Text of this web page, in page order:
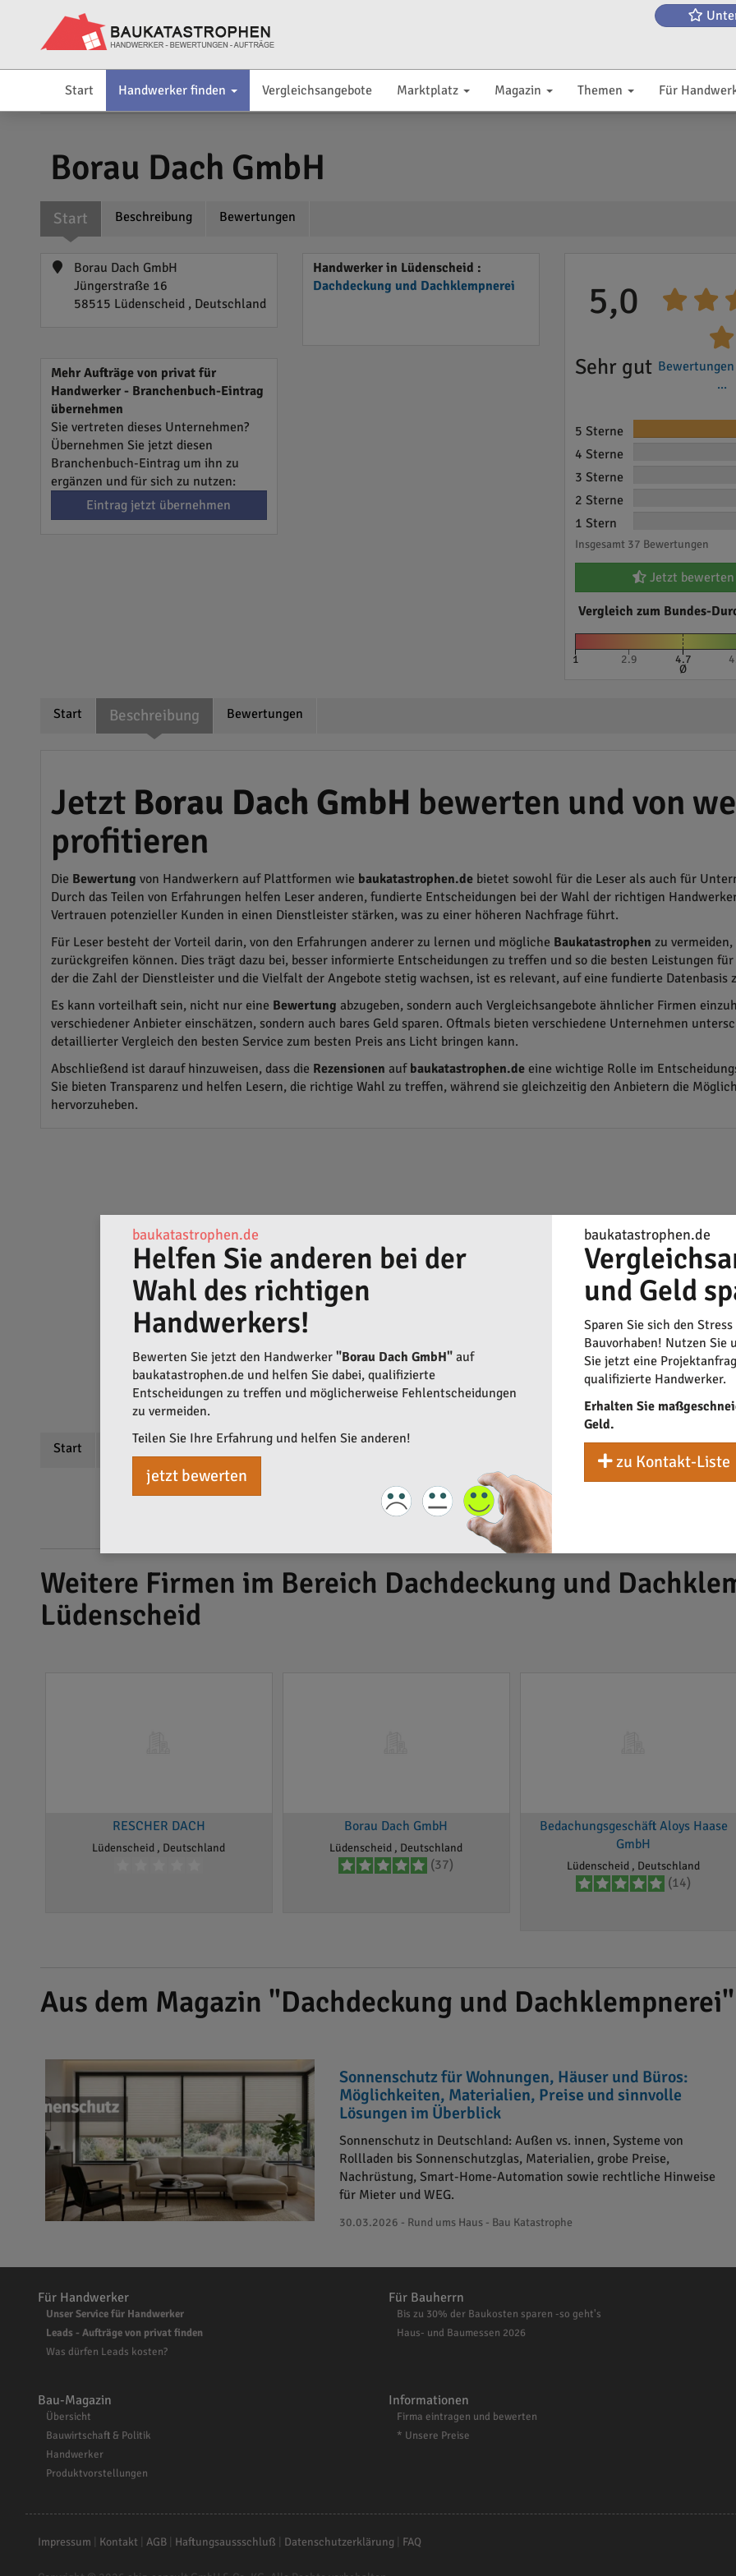
Start Handwerker finden Vergleichsangebote Marktplatz Magazin Themen Für
Borau Dach GmbH
Start Beschreibung Bewertungen
Borau Dach GmbH
Jüngerstraße 16
58515 Lüdenscheid , Deutschland
Handwerker in Lüdenscheid :
Dachdeckung und Dachklempnerei
Mehr Aufträge von privat für
Handwerker - Branchenbuch-Eintrag
übernehmen
Sie vertreten dieses Unternehmen?
Übernehmen Sie jetzt diesen
Branchenbuch-Eintrag um ihn zu
ergänzen und für sich zu nutzen:
Eintrag jetzt übernehmen
5,0
Sehr gut
...
5 Sterne
4 Sterne
3 Sterne
2 Sterne
1 Stern
Insgesamt 37 Bewertungen
Jetzt bewerten
Vergleich zum Bundes-
1 2.9 4.7
Ø
Start Beschreibung Bewertungen
Jetzt Borau Dach GmbH bewerten und von
profitieren
Die Bewertung von Handwerkern auf Plattformen wie baukatastrophen.debietet sowohl für die Leser als auch für
Durch das Teilen von Erfahrungen helfen Leser anderen, fundierte Entscheidungen bei der Wahl der richtigen
Vertrauen potenzieller Kunden in einen Dienstleister stärken, was zu einer höheren Nachfrage führt.
Für Leser besteht der Vorteil darin, von den Erfahrungen anderer zu lernen und mögliche Baukatastrophen zu
zurückgreifen können. Dies trägt dazu bei, besser informierte Entscheidungen zu treffen und so die besten Leistungen
der die Zahl der Dienstleister und die Vielfalt der Angebote stetig wachsen, ist es relevant, auf eine fundierte Datenbasis
Es kann vorteilhaft sein, nicht nur eine Bewertung abzugeben, sondern auch Vergleichsangebote ähnlicher Firmen
verschiedener Anbieter einschätzen, sondern auch bares Geld sparen. Oftmals bieten verschiedene Unternehmen
detaillierter Vergleich den besten Service zum besten Preis ans Licht bringen kann.
Abschließend ist darauf hinzuweisen, dass die Rezensionen auf baukatastrophen.deeine wichtige Rolle im
Sie bieten Transparenz und helfen Lesern, die richtige Wahl zu treffen, während sie gleichzeitig den Anbietern die
hervorzuheben.
Start Beschreibung Bewertungen
Weitere Firmen im Bereich Dachdeckung und
Lüdenscheid
RESCHER DACH
Lüdenscheid , Deutschland
Borau Dach GmbH
Lüdenscheid , Deutschland
(37)
Bedachungsgeschäft Aloys Haase
GmbH
Lüdenscheid , Deutschland
(14)
Aus dem Magazin "Dachdeckung und Dachklempnerei"
Sonnenschutz für Wohnungen, Häuser und Büros:
Möglichkeiten, Materialien, Preise und sinnvolle
Lösungen im Überblick
Sonnenschutz in Deutschland: Außen vs. innen, Systeme von
Rollladen bis Sonnenschutzglas, Materialien, grobe Preise,
Nachrüstung, Smart-Home-Automation sowie rechtliche Hinweise
für Mieter und WEG.
30.03.2026 - Rund ums Haus - Bau Katastrophe
baukatastrophen.de
Helfen Sie anderen bei der
Wahl des richtigen
Handwerkers!
Bewerten Sie jetzt den Handwerker "Borau Dach GmbH" auf
baukatastrophen.de und helfen Sie dabei, qualifizierte
Entscheidungen zu treffen und möglicherweise Fehlentscheidungen
zu vermeiden.
Teilen Sie Ihre Erfahrung und helfen Sie anderen!
jetzt bewerten
baukatastrophen.de
und Geld
Sparen Sie sich den
Bauvorhaben! Nutzen Sie
Sie jetzt eine
qualifizierte Handwerker.
Erhalten Sie
Geld.
zu Kontakt-Liste
Für Handwerker
Unser Service für Handwerker
Leads - Aufträge von privat finden
Was dürfen Leads kosten?
Für Bauherrn
Bis zu 30% der Baukosten sparen -so geht's
Haus- und Baumessen 2026
Bau-Magazin
Übersicht
Bauwirtschaft & Politik
Handwerker
Produktvorstellungen
Informationen
Firma eintragen und bewerten
* Unsere Preise
Impressum Kontakt| AGB| Haftungsaussschluß Datenschutzerklärung| FAQ